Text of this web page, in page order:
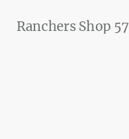
Ranchers Shop 57